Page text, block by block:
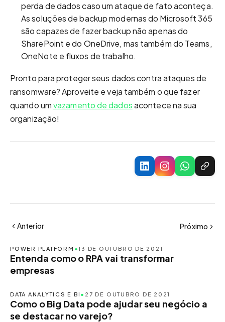
perda de dados caso um ataque de fato aconteça.
As soluções de backup modernas do Microsoft 365
são capazes de fazer backup não apenas do
SharePoint e do OneDrive, mas também do Teams,
OneNote e fluxos de trabalho.
Pronto para proteger seus dados contra ataques de
ransomware? Aproveite e veja também o que fazer
quando umvazamento de dadosacontece na sua
organização!
Anterior Próximo
POWER PLATFORM •13 DE OUTUBRO DE 2021
Entenda como o RPA vai transformar
empresas
DATA ANALYTICS E BI • 27 DE OUTUBRO DE 2021
Como o Big Data pode ajudar seu negócio a
se destacar no varejo?